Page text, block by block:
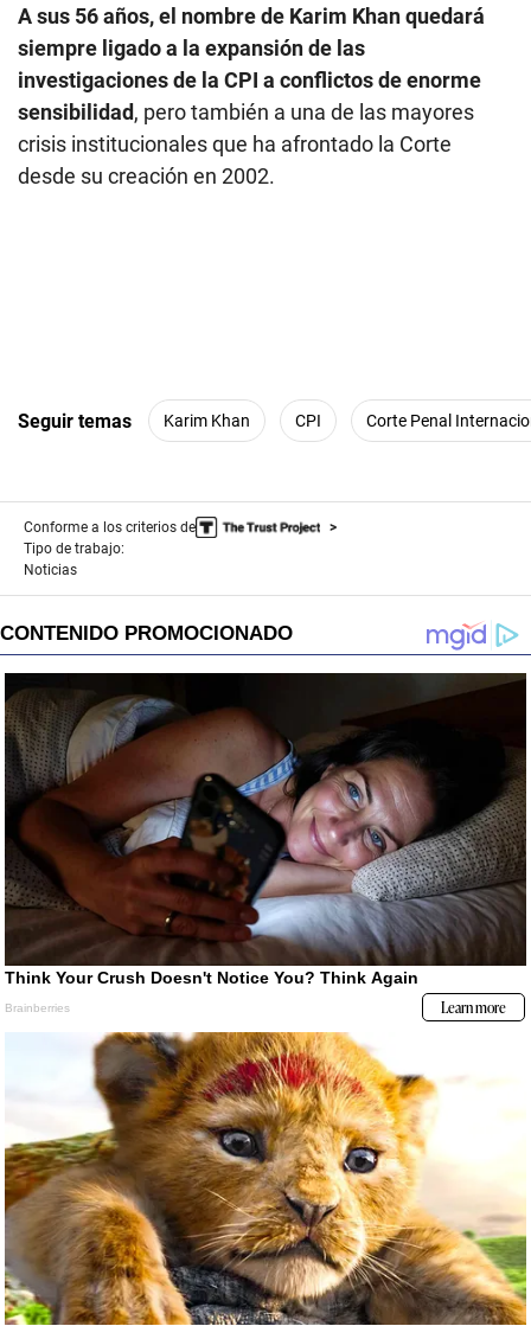
A sus 56 años, el nombre de Karim Khan quedará
siempre ligado a la expansión de las
investigaciones de la CPI a conflictos de enorme
sensibilidad, pero también a una de las mayores
crisis institucionales que ha afrontado la Corte
desde su creación en 2002.
Seguir temas Karim Khan CPI Corte Penal
Conforme a los criterios de
Tipo de trabajo:
Noticias